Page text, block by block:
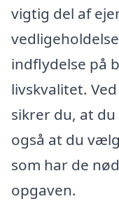
vigtig del af
indflydelse på
livskvalitet.
sikrer du, at
også at du
som har de
opgaven.